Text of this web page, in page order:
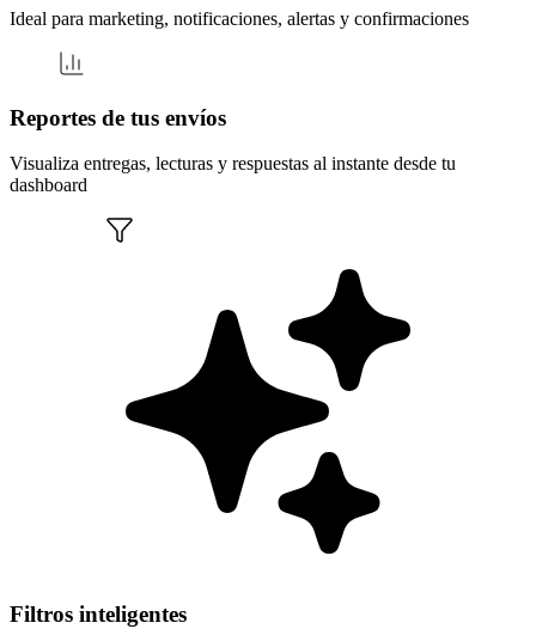
Ideal para marketing, notificaciones, alertas y confirmaciones
Reportes de tus envíos
Visualiza entregas, lecturas y respuestas al instante desde tu
dashboard
Filtros inteligentes